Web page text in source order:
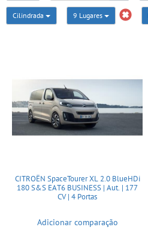
Cilindrada 9 Lugares
CITROËN SpaceTourer XL 2.0 BlueHDi
180 S&S EAT6 BUSINESS | Aut. | 177
CV | 4 Portas
Adicionar comparação